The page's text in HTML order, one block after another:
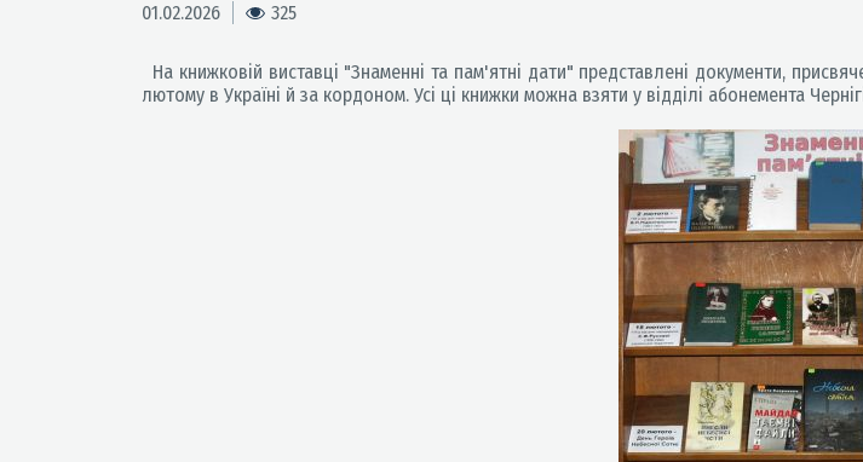
01.02.2026 325
На книжковій виставці "Знаменні та пам'ятні дати" представлені документи,
лютому в Україні й за кордоном. Усі ці книжки можна взяти у відділі абонемента